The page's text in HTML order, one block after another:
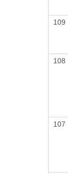
109
108
107